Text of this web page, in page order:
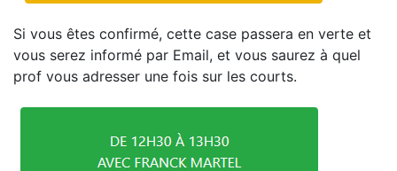
Si vous êtes confirmé, cette case passera en verte et
vous serez informé par Email, et vous saurez à quel
prof vous adresser une fois sur les courts.